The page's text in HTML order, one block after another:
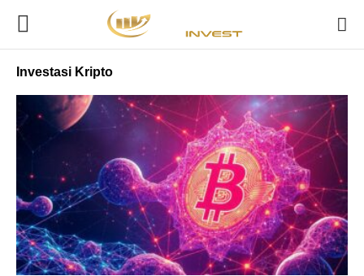
Investasi Kripto